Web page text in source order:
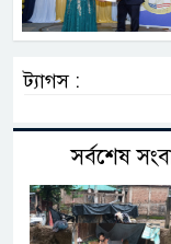
ট্যাগস :
সর্বশেষ